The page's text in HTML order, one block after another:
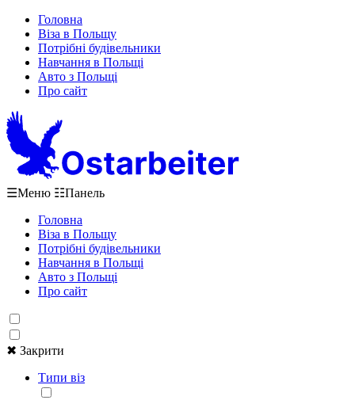
Головна
Віза в Польщу
Потрібні будівельники
Навчання в Польщі
Авто з Польщі
Про сайт
☰Меню ☷Панель
Головна
Віза в Польщу
Потрібні будівельники
Навчання в Польщі
Авто з Польщі
Про сайт
✖ Закрити
Типи віз